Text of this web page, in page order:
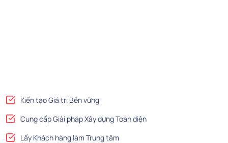
Kiến tạo Giá trị Bền vững
Cung cấp Giải pháp Xây dựng Toàn diện
Lấy Khách hàng làm Trung tâm